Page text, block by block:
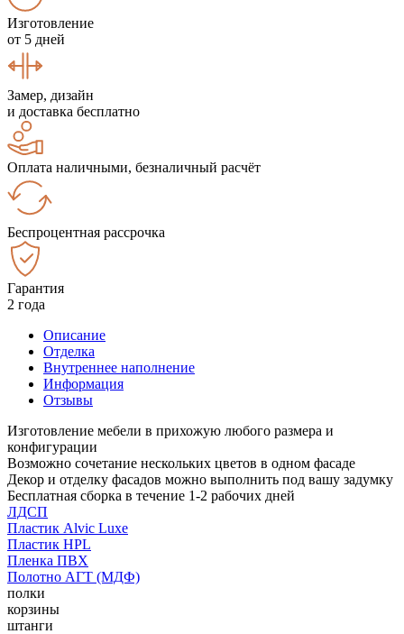
Изготовление
от 5 дней
Замер, дизайн
и доставка бесплатно
Оплата наличными, безналичный расчёт
Беспроцентная рассрочка
Гарантия
2 года
Описание
Отделка
Внутреннее наполнение
Информация
Отзывы
Изготовление мебели в прихожую любого размера и
конфигурации
Возможно сочетание нескольких цветов в одном фасаде
Декор и отделку фасадов можно выполнить под вашу задумку
Бесплатная сборка в течение 1-2 рабочих дней
ЛДСП
Пластик Alvic Luxe
Пластик HPL
Пленка ПВХ
Полотно АГТ (МДФ)
полки
корзины
штанги